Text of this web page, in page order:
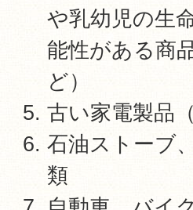
や乳幼児の生
能性がある商
ど）
古い家電製品
石油ストーブ
類